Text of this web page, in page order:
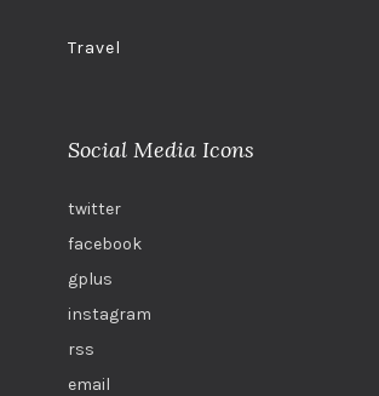
Travel
Social Media Icons
twitter
facebook
gplus
instagram
rss
email